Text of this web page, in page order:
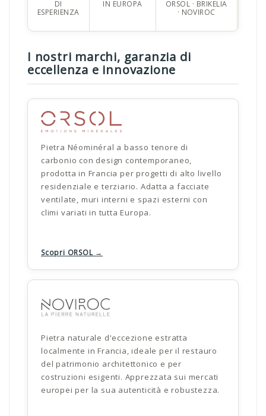
DI
ESPERIENZA
IN EUROPA
ORSOL · BRIKELIA
· NOVIROC
I nostri marchi, garanzia di
eccellenza e innovazione
Pietra Néominéral a basso tenore di
carbonio con design contemporaneo,
prodotta in Francia per progetti di alto livello
residenziale e terziario. Adatta a facciate
ventilate, muri interni e spazi esterni con
climi variati in tutta Europa.
Scopri ORSOL →
Pietra naturale d'eccezione estratta
localmente in Francia, ideale per il restauro
del patrimonio architettonico e per
costruzioni esigenti. Apprezzata sui mercati
europei per la sua autenticità e robustezza.